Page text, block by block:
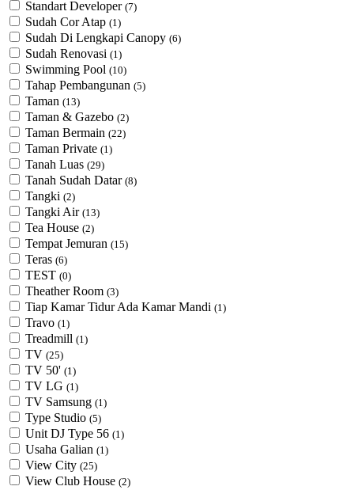
Standart Developer (7)
Sudah Cor Atap (1)
Sudah Di Lengkapi Canopy (6)
Sudah Renovasi (1)
Swimming Pool (10)
Tahap Pembangunan (5)
Taman (13)
Taman & Gazebo (2)
Taman Bermain (22)
Taman Private (1)
Tanah Luas (29)
Tanah Sudah Datar (8)
Tangki (2)
Tangki Air (13)
Tea House (2)
Tempat Jemuran (15)
Teras (6)
TEST (0)
Theather Room (3)
Tiap Kamar Tidur Ada Kamar Mandi (1)
Travo (1)
Treadmill (1)
TV (25)
TV 50' (1)
TV LG (1)
TV Samsung (1)
Type Studio (5)
Unit DJ Type 56 (1)
Usaha Galian (1)
View City (25)
View Club House (2)